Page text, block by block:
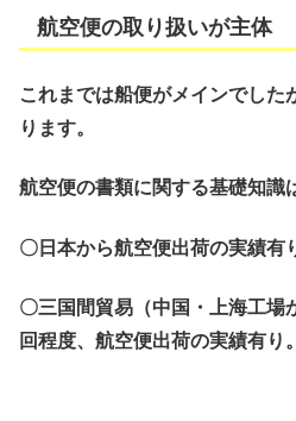
航空便の取り扱いが主体
これまでは船便がメインでした
ります。
航空便の書類に関する基礎知識
〇日本から航空便出荷の実績有
〇三国間貿易（中国・上海工場
回程度、航空便出荷の実績有り。